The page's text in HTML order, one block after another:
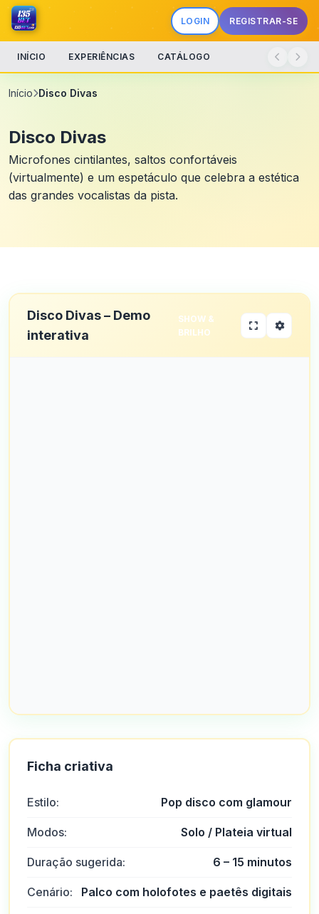
LOGIN REGISTRAR-SE
INÍCIO EXPERIÊNCIAS CATÁLOGO
Início Disco Divas
Disco Divas
Microfones cintilantes, saltos confortáveis
(virtualmente) e um espetáculo que celebra a estética
das grandes vocalistas da pista.
Disco Divas – Demo
interativa
SHOW &
BRILHO
Ficha criativa
Estilo: Pop disco com glamour
Modos: Solo / Plateia virtual
Duração sugerida: 6 – 15 minutos
Cenário: Palco com holofotes e paetês digitais